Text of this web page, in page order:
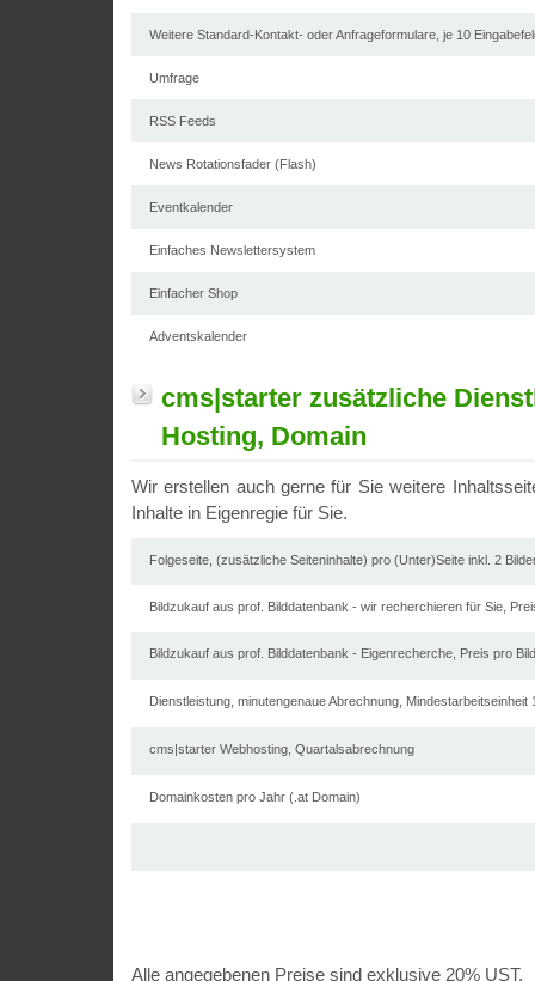
Weitere Standard-Kontakt- oder Anfrageformulare, je 10
Umfrage
RSS Feeds
News Rotationsfader (Flash)
Eventkalender
Einfaches Newslettersystem
Einfacher Shop
Adventskalender
cms|starter zusätzliche
Hosting, Domain
Wir erstellen auch gerne für Sie weitere
Inhalte in Eigenregie für Sie.
Folgeseite, (zusätzliche Seiteninhalte) pro (Unter)Seite inkl. 2
Bildzukauf aus prof. Bilddatenbank - wir recherchieren für Sie,
Bildzukauf aus prof. Bilddatenbank - Eigenrecherche, Preis pro Bild
Dienstleistung, minutengenaue Abrechnung, Mindestarbeitseinheit
cms|starter Webhosting, Quartalsabrechnung
Domainkosten pro Jahr (.at Domain)
Alle angegebenen Preise sind exklusive 20% UST.